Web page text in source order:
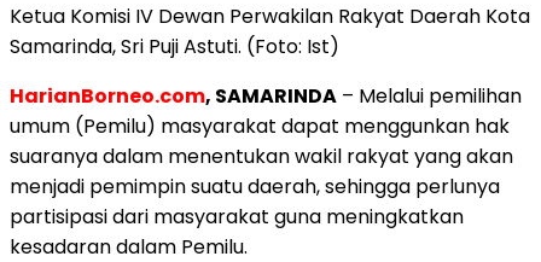
Ketua Komisi IV Dewan Perwakilan Rakyat Daerah Kota
Samarinda, Sri Puji Astuti. (Foto: Ist)
HarianBorneo.com, SAMARINDA – Melalui pemilihan
umum (Pemilu) masyarakat dapat menggunkan hak
suaranya dalam menentukan wakil rakyat yang akan
menjadi pemimpin suatu daerah, sehingga perlunya
partisipasi dari masyarakat guna meningkatkan
kesadaran dalam Pemilu.